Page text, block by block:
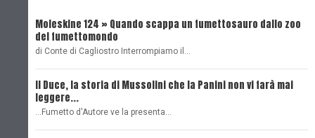
Moleskine 124 » Quando scappa un fumettosauro dallo zoo
del fumettomondo
di Conte di Cagliostro Interrompiamo il…
Il Duce, la storia di Mussolini che la Panini non vi farà mai
leggere...
...Fumetto d'Autore ve la presenta…